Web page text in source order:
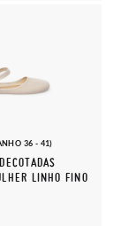
36 - 41)
LINHO FINO